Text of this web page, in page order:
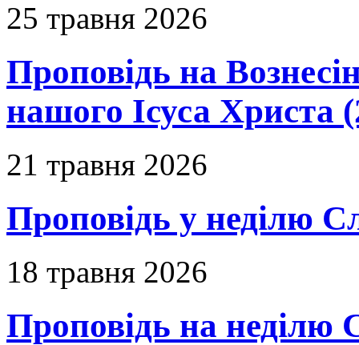
25 травня 2026
Проповідь на
нашого Ісуса Христа
21 травня 2026
Проповідь у неділю
18 травня 2026
Проповідь на неділю